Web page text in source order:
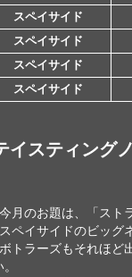
スペイサイド
スペイサイド
スペイサイド
スペイサイド
イスティング
今月のお題は、「スト
スペイサイドのビッグ
ボトラーズもそれほど